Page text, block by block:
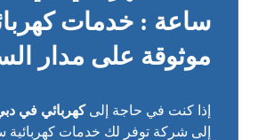
ساعة : خدمات
موثوقة على مدار
إذا كنت في حاجة إلىكهربائي في
إلى شركة توفر لك خدمات كهربائية